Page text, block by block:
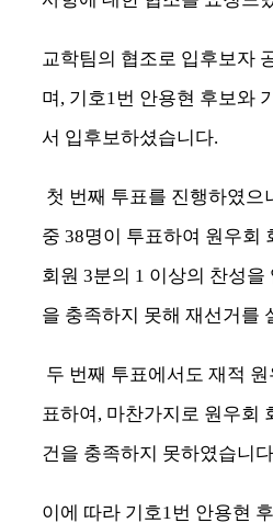
교학팀의 협조로 입후보자
며 , 기호1번 안용현 후보와
서 입후보하셨습니다.
첫 번째 투표를 진행하였으
중 38명이 투표하여 원우회
회원 3분의 1 이상의 찬성을
을 충족하지 못해 재선거를
두 번째 투표에서도 재적 원
표하여 , 마찬가지로 원우회
건을 충족하지 못하였습니다
이에 따라 기호1번 안용현